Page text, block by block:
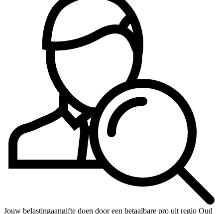
Jouw belastingaangifte doen door een betaalbare pro uit regio Oud